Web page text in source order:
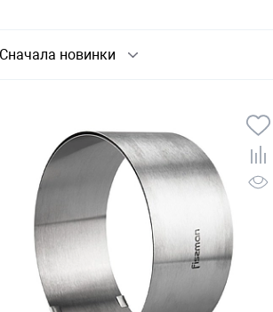
Сначала новинки